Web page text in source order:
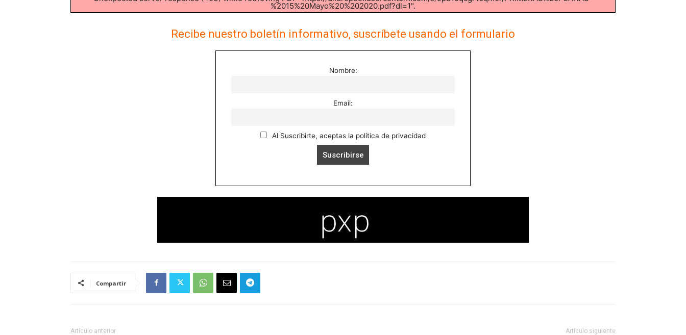
%2015%20Mayo%20%202020.pdf?dl=1".
Recibe nuestro boletín informativo, suscríbete usando el formulario
Nombre:
Email:
Al Suscribirte, aceptas la política de privacidad
Compartir
Artículo anterior Artículo siguiente